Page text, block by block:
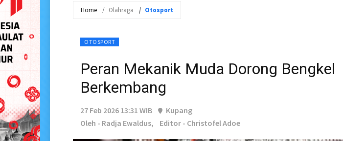
Home Olahraga Otosport
OTOSPORT
Peran Mekanik Muda Dorong Bengkel
Berkembang
27 Feb 2026 13:31 WIB
Kupang
Oleh - Radja Ewaldus,
Editor - Christofel Adoe